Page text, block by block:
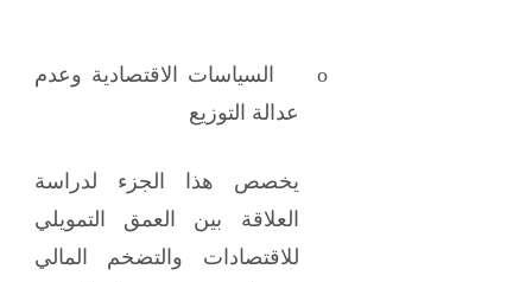
o
السياسات الاقتصادية وعدم
عدالة التوزيع
يخصص هذا الجزء لدراسة
العلاقة بين العمق التمويلي
للاقتصادات والتضخم المالي